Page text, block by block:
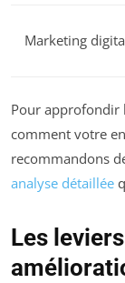
Marketing
Pour approfondir
comment votre
recommandons
analyse détaillée
Les